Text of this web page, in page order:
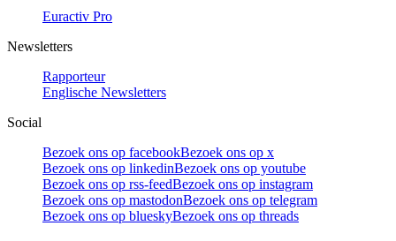
Euractiv Pro
Newsletters
Rapporteur
Englische Newsletters
Social
Bezoek ons op facebookBezoek ons op x
Bezoek ons op linkedinBezoek ons op youtube
Bezoek ons op rss-feedBezoek ons op instagram
Bezoek ons op mastodonBezoek ons op telegram
Bezoek ons op blueskyBezoek ons op threads